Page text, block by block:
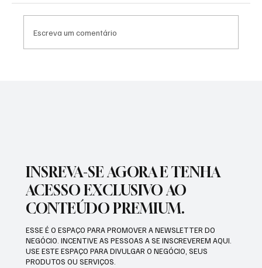
Escreva um comentário
INSREVA-SE AGORA E TENHA
ACESSO EXCLUSIVO AO
CONTEÚDO PREMIUM.
ESSE É O ESPAÇO PARA PROMOVER A NEWSLETTER DO
NEGÓCIO. INCENTIVE AS PESSOAS A SE INSCREVEREM AQUI.
USE ESTE ESPAÇO PARA DIVULGAR O NEGÓCIO, SEUS
PRODUTOS OU SERVIÇOS.